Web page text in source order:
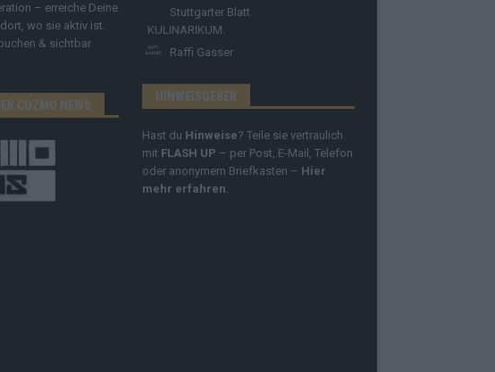
– erreiche Deine
wo sie aktiv ist.
& sichtbar
COZMO NEWS
Stuttgarter Blatt
KULINARIKUM.
Raffi Gasser
HINWEISGEBER
Hast du Hinweise? Teile sie vertraulich
mit FLASH UP – per Post, E-Mail, Telefon
oder anonymem Briefkasten – Hier
mehr erfahren.